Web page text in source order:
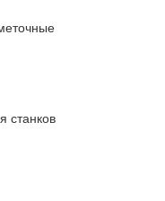
станков